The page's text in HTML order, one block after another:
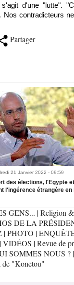
d'une "lutte".
Nos contradicteurs
Partager
21 Janvier 2022 - 09:59
des élections, l'Egypte et
l'ingérence étrangère en
GENS... |Religion
DE LA
|PHOTO |
|VIDÉOS |Revue de
SOMMES NOUS ? |
de "Konetou"